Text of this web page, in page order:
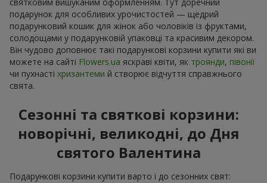
святковим вишуканим оформленням. Тут доречний
подарунок для особливих урочистостей — щедрий
подарунковий кошик для жінок або чоловіків із фруктами,
солодощами у подарунковій упаковці та красивим декором.
Він чудово доповнює такі подарункові корзини купити які ви
можете на сайті Flowers.ua яскраві квіти, як троянди, півонії
чи пухнасті хризантеми й створює відчуття справжнього
свята.
Сезонні та святкові корзини:
новорічні, великодні, до Дня
святого Валентина
Подарункові корзини купити варто і до сезонних свят: